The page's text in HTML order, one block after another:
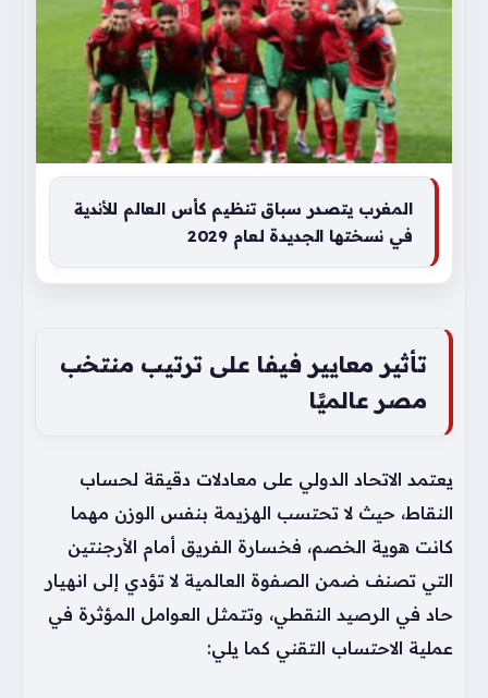
المغرب يتصدر سباق تنظيم كأس العالم للأندية
في نسختها الجديدة لعام 2029
تأثير معايير فيفا على ترتيب منتخب
مصر عالميًا
يعتمد الاتحاد الدولي على معادلات دقيقة لحساب
النقاط، حيث لا تحتسب الهزيمة بنفس الوزن مهما
كانت هوية الخصم، فخسارة الفريق أمام الأرجنتين
التي تصنف ضمن الصفوة العالمية لا تؤدي إلى انهيار
حاد في الرصيد النقطي، وتتمثل العوامل المؤثرة في
عملية الاحتساب التقني كما يلي: